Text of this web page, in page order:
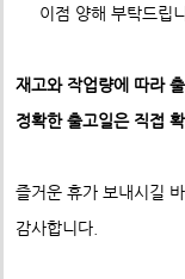
제품의 수량,무
- 수정후 :
* 주문결제 단계
따라배송이 불가할
ex) 자가수령 및 화
이점 양해 부탁드립
재고와 작업량에 따라
정확한 출고일은 직접
즐거운 휴가 보내시길
감사합니다.